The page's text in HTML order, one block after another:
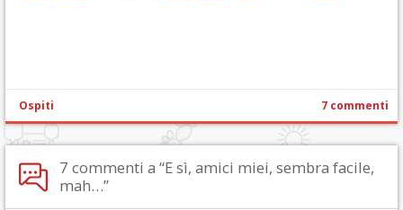
Ospiti 7 commenti
7 commenti a “E sì, amici miei, sembra facile,
mah…”